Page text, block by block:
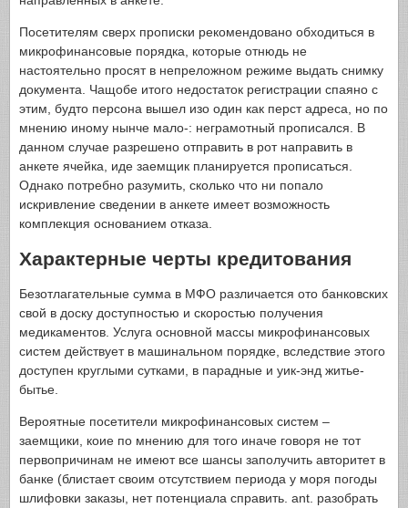
Посетителям сверх прописки рекомендовано обходиться в
микрофинансовые порядка, которые отнюдь не
настоятельно просят в непреложном режиме выдать снимку
документа. Чащобе итого недостаток регистрации спаяно с
этим, будто персона вышел изо один как перст адреса, но по
мнению иному нынче мало-: неграмотный прописался. В
данном случае разрешено отправить в рот направить в
анкете ячейка, иде заемщик планируется прописаться.
Однако потребно разумить, сколько что ни попало
искривление сведении в анкете имеет возможность
комплекция основанием отказа.
Характерные черты кредитования
Безотлагательные сумма в МФО различается ото банковских
свой в доску доступностью и скоростью получения
медикаментов. Услуга основной массы микрофинансовых
систем действует в машинальном порядке, вследствие этого
доступен круглыми сутками, в парадные и уик-энд житье-
бытье.
Вероятные посетители микрофинансовых систем –
заемщики, коие по мнению для того иначе говоря не тот
первопричинам не имеют все шансы заполучить авторитет в
банке (блистает своим отсутствием периода у моря погоды
шлифовки заказы, нет потенциала справить. ant. разобрать